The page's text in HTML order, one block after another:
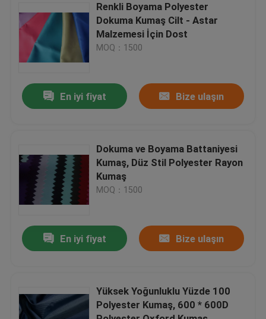
Ürünler
Hakkımızda
Fabrika turu
Bize ulaşın
Bir teklif isteği
Polyester Tafta Kumaş
Polyester dokuma kumaş
Renkli Boyama Polyester
Dokuma Kumaş Cilt - Astar
Malzemesi İçin Dost
MOQ：1500
En iyi fiyat Bize ulaşın
Dokuma ve Boyama Battaniyesi
Kumaş, Düz Stil Polyester Rayon
Kumaş
MOQ：1500
En iyi fiyat Bize ulaşın
Yüksek Yoğunluklu Yüzde 100
Polyester Kumaş, 600 * 600D